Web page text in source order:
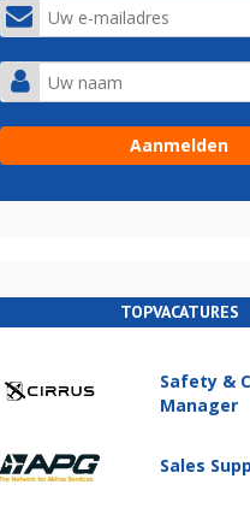
TOPVACATURES
Safety &
Manager
Sales